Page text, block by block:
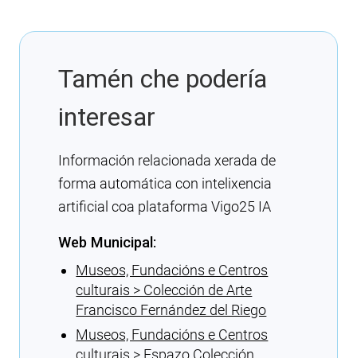
Tamén che podería
interesar
Información relacionada xerada de
forma automática con intelixencia
artificial coa plataforma Vigo25 IA
Web Municipal:
Museos, Fundacións e Centros
culturais > Colección de Arte
Francisco Fernández del Riego
Museos, Fundacións e Centros
culturais > Espazo Colección